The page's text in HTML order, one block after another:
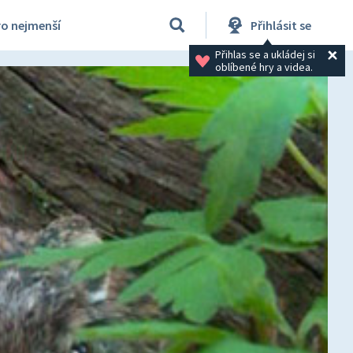
nejmenší Přihlásit se
Přihlas se a ukládej si
oblíbené hry a videa.